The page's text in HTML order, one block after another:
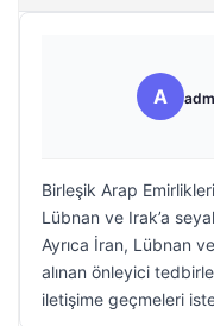
A
Birleşik Arap
Lübnan ve Irak’a
Ayrıca İran, Lübnan
alınan önleyici
iletişime geçmeleri